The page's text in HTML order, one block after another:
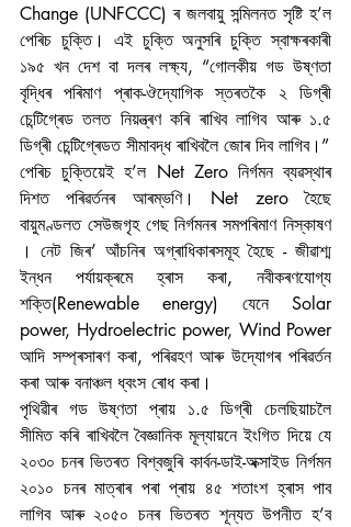
Change (UNFCCC) ৰ জলবায়ু সন্মিলনত সৃষ্টি হ’ল
পেৰিচ চুক্তি। এই চুক্তি অনুসৰি চুক্তি স্বাক্ষৰকাৰী
১৯৫ খন দেশ বা দলৰ লক্ষ্য, “গোলকীয় গড উষ্ণতা
বৃদ্ধিৰ পৰিমাণ প্ৰাক-ঔদ্যোগিক স্তৰতকৈ ২ ডিগ্ৰী
চেন্টিগ্ৰেড তলত নিয়ন্ত্ৰণ কৰি ৰাখিব লাগিব আৰু ১.৫
ডিগ্ৰী চেন্টিগ্ৰেডত সীমাবদ্ধ ৰাখিবলৈ জোৰ দিব লাগিব।”
পেৰিচ চুক্তিয়েই হ’ল Net Zero নিৰ্গমন ব্যৱস্থাৰ
দিশত পৰিৱৰ্তনৰ আৰম্ভণি। Net zero হৈছে
বায়ুমণ্ডলত সেউজগৃহ গেছ নিৰ্গমনৰ সমপৰিমাণ নিস্কাষণ
। নেট জিৰ’ আঁচনিৰ অগ্ৰাধিকাৰসমূহ হৈছে - জীৱাশ্ম
ইন্ধন পৰ্যায়ক্ৰমে হ্ৰাস কৰা, নবীকৰণযোগ্য
শক্তি(Renewable energy) যেনে Solar
power, Hydroelectric power, Wind Power
আদি সম্প্ৰসাৰণ কৰা, পৰিৱহণ আৰু উদ্যোগৰ পৰিৱৰ্তন
কৰা আৰু বনাঞ্চল ধ্বংস ৰোধ কৰা।
পৃথিৱীৰ গড উষ্ণতা প্ৰায় ১.৫ ডিগ্ৰী চেলছিয়াচলৈ
সীমিত কৰি ৰাখিবলৈ বৈজ্ঞানিক মূল্যায়নে ইংগিত দিয়ে যে
২০৩০ চনৰ ভিতৰত বিশ্বজুৰি কাৰ্বন-ডাই-অক্সাইড নিৰ্গমন
২০১০ চনৰ মাত্ৰাৰ পৰা প্ৰায় ৪৫ শতাংশ হ্ৰাস পাব
লাগিব আৰু ২০৫০ চনৰ ভিতৰত শূন্যত উপনীত হ’ব